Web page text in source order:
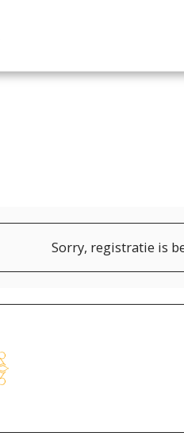
Sorry, registratie is